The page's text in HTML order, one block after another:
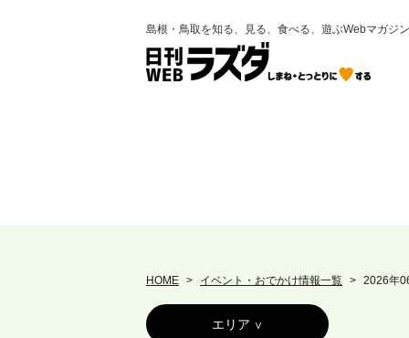
島根・鳥取を知る、見る、食べる、遊ぶWebマガジン
HOME イベント・おでかけ情報一覧 2026年
エリア